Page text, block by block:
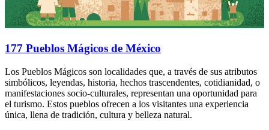
177 Pueblos Mágicos de México
Los Pueblos Mágicos son localidades que, a través de sus atributos
simbólicos, leyendas, historia, hechos trascendentes, cotidianidad, o
manifestaciones socio-culturales, representan una oportunidad para
el turismo. Estos pueblos ofrecen a los visitantes una experiencia
única, llena de tradición, cultura y belleza natural.